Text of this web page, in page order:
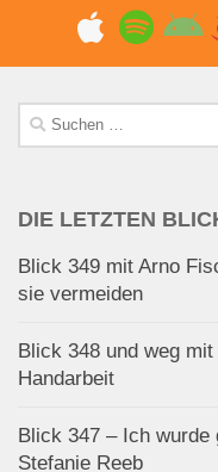
Suchen
nach:
DIE LETZTEN
Blick 349 mit Arno
sie vermeiden
Blick 348 und weg
Handarbeit
Blick 347 – Ich wurde
Stefanie Reeb